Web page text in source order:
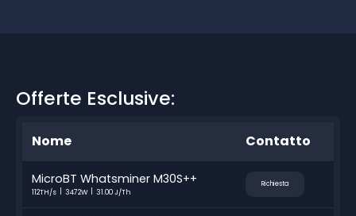
Offerte Esclusive:
Nome Contatto
MicroBT Whatsminer M30S++
112TH/s 3472W 31.00 J/Th
Richiesta